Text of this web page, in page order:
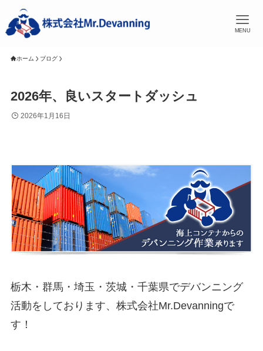
MENU
ホーム ブログ
2026年、良いスタートダッシュ
2026年1月16日
栃木・群馬・埼玉・茨城・千葉県でデバンニング
活動をしております、株式会社Mr.Devanningで
す！